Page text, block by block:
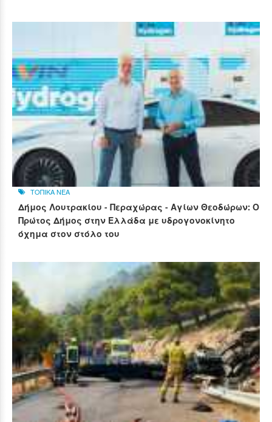
ΤΟΠΙΚΑ ΝΕΑ
Δήμος Λουτρακίου - Περαχώρας - Αγίων Θεοδώρων: Ο
Πρώτος Δήμος στην Ελλάδα με υδρογονοκίνητο
όχημα στον στόλο του